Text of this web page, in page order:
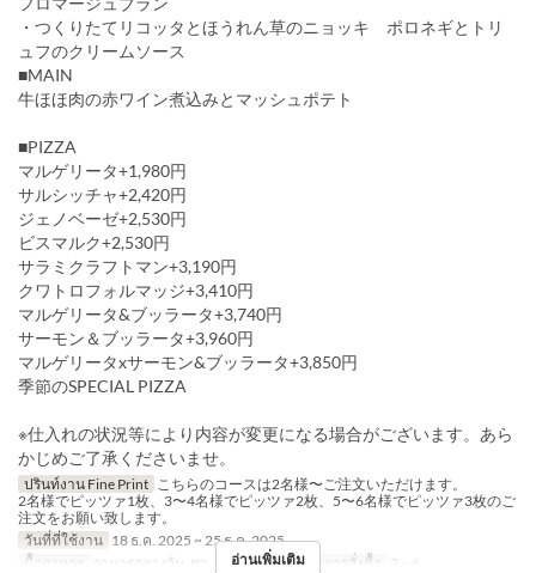
・つくりたてリコッタとほうれん草のニョッキ ポロネギとトリ
ュフのクリームソース
■MAIN
牛ほほ肉の赤ワイン煮込みとマッシュポテト
■PIZZA
マルゲリータ+1,980円
サルシッチャ+2,420円
ジェノベーゼ+2,530円
ビスマルク+2,530円
サラミクラフトマン+3,190円
クワトロフォルマッジ+3,410円
マルゲリータ&ブッラータ+3,740円
サーモン＆ブッラータ+3,960円
マルゲリータxサーモン&ブッラータ+3,850円
季節のSPECIAL PIZZA
※仕入れの状況等により内容が変更になる場合がございます。あら
かじめご了承くださいませ。
ปรินท์งาน Fine Print こちらのコースは2名様〜ご注文いただけます。
2名様でピッツァ1枚、3〜4名様でピッツァ2枚、5〜6名様でピッツァ3枚のご
注文をお願い致します。
วันที่ที่ใช้งาน 18 ธ.ค. 2025 ~ 25 ธ.ค. 2025
มื้ออาหาร
อาหารกลางวัน, ชา, อาหารเย็น จำกัดการสั่งซื้อ 2 ~ 6
อ่านเพิ่มเติม